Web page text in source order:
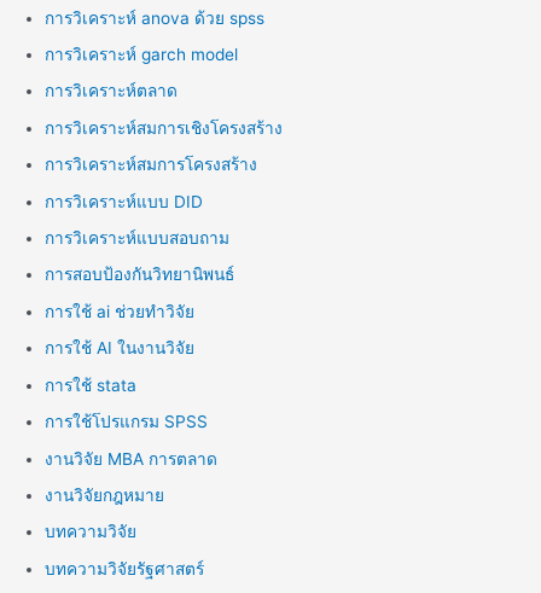
การวิเคราะห์ anova ด้วย spss
การวิเคราะห์ garch model
การวิเคราะห์ตลาด
การวิเคราะห์สมการเชิงโครงสร้าง
การวิเคราะห์สมการโครงสร้าง
การวิเคราะห์แบบ DID
การวิเคราะห์แบบสอบถาม
การสอบป้องกันวิทยานิพนธ์
การใช้ ai ช่วยทำวิจัย
การใช้ AI ในงานวิจัย
การใช้ stata
การใช้โปรแกรม SPSS
งานวิจัย MBA การตลาด
งานวิจัยกฎหมาย
บทความวิจัย
บทความวิจัยรัฐศาสตร์